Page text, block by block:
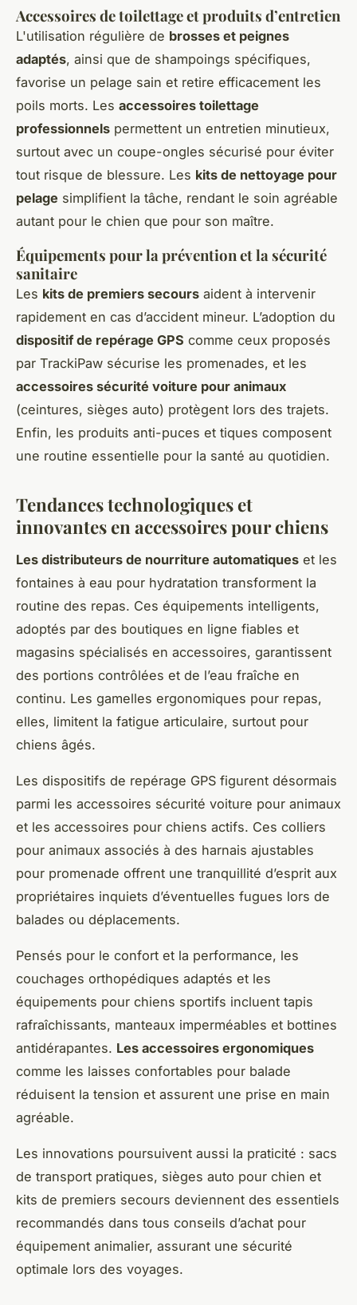
Accessoires de toilettage et produits d’entretien
L'utilisation régulière de brosses et peignes
adaptés, ainsi que de shampoings spécifiques,
favorise un pelage sain et retire efficacement les
poils morts. Les accessoires toilettage
professionnels permettent un entretien minutieux,
surtout avec un coupe-ongles sécurisé pour éviter
tout risque de blessure. Les kits de nettoyage pour
pelage simplifient la tâche, rendant le soin agréable
autant pour le chien que pour son maître.
Équipements pour la prévention et la sécurité
sanitaire
Les kits de premiers secours aident à intervenir
rapidement en cas d’accident mineur. L’adoption du
dispositif de repérage GPS comme ceux proposés
par TrackiPaw sécurise les promenades, et les
accessoires sécurité voiture pour animaux
(ceintures, sièges auto) protègent lors des trajets.
Enfin, les produits anti-puces et tiques composent
une routine essentielle pour la santé au quotidien.
Tendances technologiques et
innovantes en accessoires pour chiens
Les distributeurs de nourriture automatiques et les
fontaines à eau pour hydratation transforment la
routine des repas. Ces équipements intelligents,
adoptés par des boutiques en ligne fiables et
magasins spécialisés en accessoires, garantissent
des portions contrôlées et de l’eau fraîche en
continu. Les gamelles ergonomiques pour repas,
elles, limitent la fatigue articulaire, surtout pour
chiens âgés.
Les dispositifs de repérage GPS figurent désormais
parmi les accessoires sécurité voiture pour animaux
et les accessoires pour chiens actifs. Ces colliers
pour animaux associés à des harnais ajustables
pour promenade offrent une tranquillité d’esprit aux
propriétaires inquiets d’éventuelles fugues lors de
balades ou déplacements.
Pensés pour le confort et la performance, les
couchages orthopédiques adaptés et les
équipements pour chiens sportifs incluent tapis
rafraîchissants, manteaux imperméables et bottines
antidérapantes. Les accessoires ergonomiques
comme les laisses confortables pour balade
réduisent la tension et assurent une prise en main
agréable.
Les innovations poursuivent aussi la praticité : sacs
de transport pratiques, sièges auto pour chien et
kits de premiers secours deviennent des essentiels
recommandés dans tous conseils d’achat pour
équipement animalier, assurant une sécurité
optimale lors des voyages.